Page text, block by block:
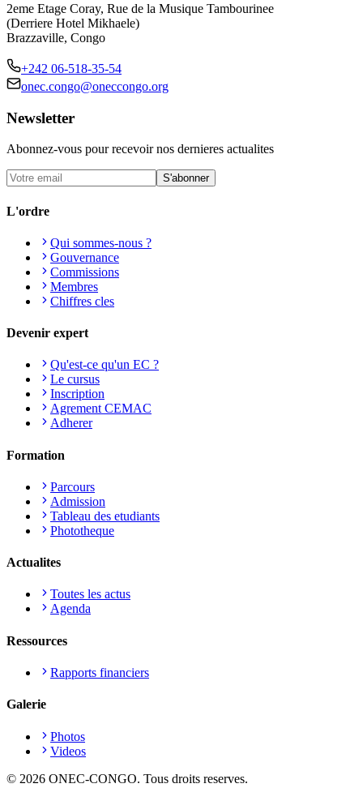
2eme Etage Coray, Rue de la Musique Tambourinee
(Derriere Hotel Mikhaele)
Brazzaville, Congo
+242 06-518-35-54
onec.congo@oneccongo.org
Newsletter
Abonnez-vous pour recevoir nos dernieres actualites
S'abonner
L'ordre
Qui sommes-nous ?
Gouvernance
Commissions
Membres
Chiffres cles
Devenir expert
Qu'est-ce qu'un EC ?
Le cursus
Inscription
Agrement CEMAC
Adherer
Formation
Parcours
Admission
Tableau des etudiants
Phototheque
Actualites
Toutes les actus
Agenda
Ressources
Rapports financiers
Galerie
Photos
Videos
© 2026 ONEC-CONGO. Tous droits reserves.